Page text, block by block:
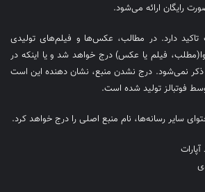
رایگان ارائه می‌شود.
دارد. در مطالب، عکس‌ها و فیلم‌های تولیدی
فیلم یا عکس) درج خواهد شد و یا اینکه در
ذیل محتوا نام منبع خاصی ذکر نمی‌‎شود. درج نشدن منبع، نشان دهنده این است
فوتبالز تولید شده است.
سایر رسانه‌ها، نام منبع اصلی را درج خواهد کرد.